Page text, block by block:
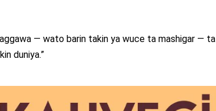
— wato barin takin ya wuce ta mashigar — ta
duniya.”